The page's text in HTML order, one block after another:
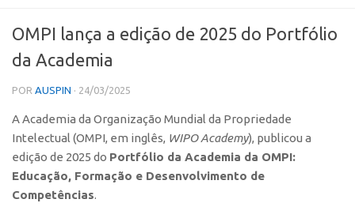
Polo Lorena
Polo Ribeirão Preto
Polo São Carlos
Programas
OMPI lança a edição de 2025 do Portfólio
da Academia
POR AUSPIN · 24/03/2025
A Academia da Organização Mundial da Propriedade
Intelectual (OMPI, em inglês, WIPO Academy), publicou a
edição de 2025 do Portfólio da Academia da OMPI:
Educação, Formação e Desenvolvimento de
Competências.